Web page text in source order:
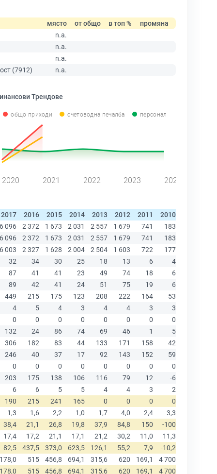
място от общо в топ %
промяна
n.a.
n.a.
n.a.
(7912)
n.a.
Трендове
общо приходи счетоводна печалба персонал
2020 2021 2022 2023 2024
2017 2016 2015 2014 2013 2012 2011 2010